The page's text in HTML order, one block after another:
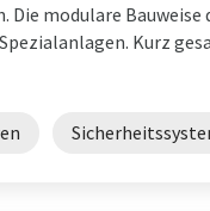
Die modulare
Kurz